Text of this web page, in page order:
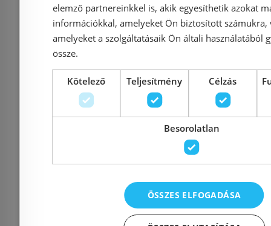
125 667 Ft 119 384 Ft 111 909 Ft
-5%
Rendelésre Rendelésre
elemző partnereinkkel is, akik egyesíthetik azokat
információkkal, amelyeket Ön biztosított számukra,
amelyeket a szolgáltatásaik Ön általi használatából
össze.
Kötelező Teljesítmény Célzás
Besorolatlan
ÖSSZES ELFOGADÁSA